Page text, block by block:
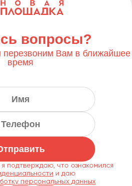
вопросы?
перезвоним Вам в ближайшее
время
подтверждаю, что ознакомился
персональных данных